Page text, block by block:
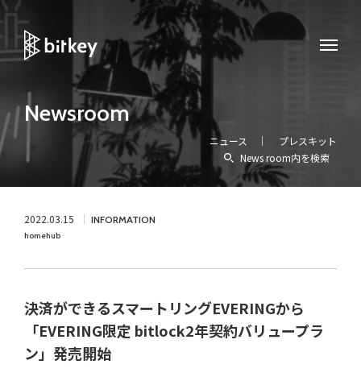
Newsroom
ニュース
プレスキット
News room内を検索
2022.03.15 INFORMATION
homehub
決済ができるスマートリングEVERINGから
「EVERING限定 bitlock2年契約バリュープラ
ン」発売開始